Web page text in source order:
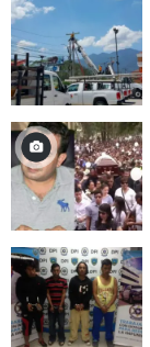
18
seconds